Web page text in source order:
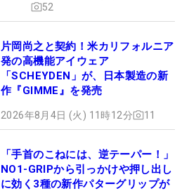
52
片岡尚之と契約！米カリフォルニア
発の高機能アイウェア
「SCHEYDEN」が、日本製造の新
作『GIMME』を発売
2026年8月4日 (火) 11時12分 11
「手首のこねには、逆テーパー！」
NO1-GRIPから引っかけや押し出し
に効く3種の新作パターグリップが